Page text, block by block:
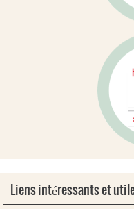
Liens intéressants et